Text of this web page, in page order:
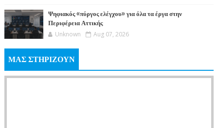
Ψηφιακός «πύργος ελέγχου» για όλα τα έργα στην
Περιφέρεια Αττικής
Unknown Aug 07, 2026
ΜΑΣ ΣΤΗΡΙΖΟΥΝ